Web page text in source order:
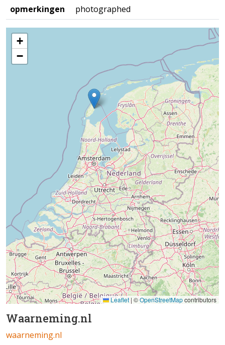
opmerkingen
photographed
+
−
Leaflet| ©OpenStreetMapcontributors
Waarneming.nl
waarneming.nl